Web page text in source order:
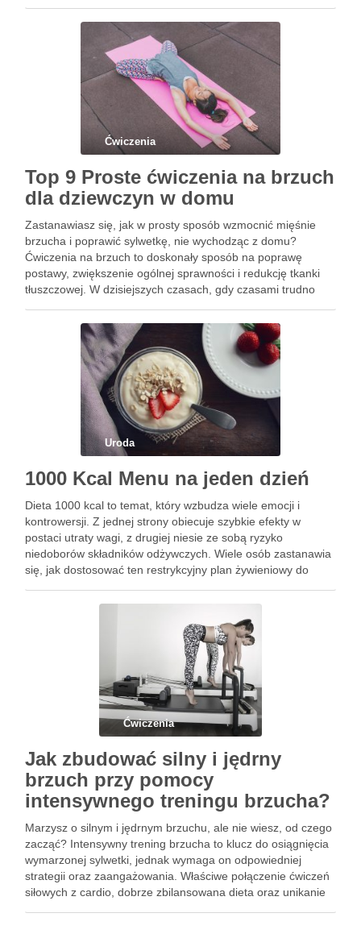
wyglądem. Niezależnie od …
Ćwiczenia
Top 9 Proste ćwiczenia na brzuch
dla dziewczyn w domu
Zastanawiasz się, jak w prosty sposób wzmocnić mięśnie
brzucha i poprawić sylwetkę, nie wychodząc z domu?
Ćwiczenia na brzuch to doskonały sposób na poprawę
postawy, zwiększenie ogólnej sprawności i redukcję tkanki
tłuszczowej. W dzisiejszych czasach, gdy czasami trudno
może okazać się strzałem …
Uroda
1000 Kcal Menu na jeden dzień
Dieta 1000 kcal to temat, który wzbudza wiele emocji i
kontrowersji. Z jednej strony obiecuje szybkie efekty w
postaci utraty wagi, z drugiej niesie ze sobą ryzyko
niedoborów składników odżywczych. Wiele osób zastanawia
się, jak dostosować ten restrykcyjny plan żywieniowy do
zdrowie i dobre …
Ćwiczenia
Jak zbudować silny i jędrny
brzuch przy pomocy
intensywnego treningu brzucha?
Marzysz o silnym i jędrnym brzuchu, ale nie wiesz, od czego
zacząć? Intensywny trening brzucha to klucz do osiągnięcia
wymarzonej sylwetki, jednak wymaga on odpowiedniej
strategii oraz zaangażowania. Właściwe połączenie ćwiczeń
siłowych z cardio, dobrze zbilansowana dieta oraz unikanie